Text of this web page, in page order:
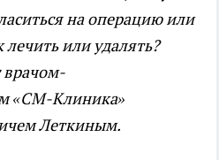
на операцию или
лечить или удалять?
врачом-
«СМ-Клиника»
Леткиным.